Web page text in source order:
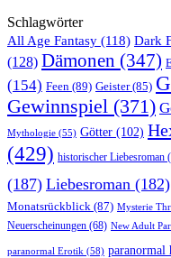
Schlagwörter
All Age Fantasy (118) Dark
(128) Dämonen (347)
(154) Feen (89) Geister(85)
Gewinnspiel (371)
Mythologie (55) Götter (102)
(429) historischer Liebesroman
(187) Liebesroman (182)
Monatsrückblick (87) Mysterie
Neuerscheinungen (68) New Adult
paranormal Erotik (58) paranormal